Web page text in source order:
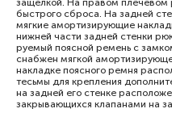
защелкой. На правом
быстрого сброса. На задней
мягкие амортизирующие
нижней части задней стенки
руемый поясной ремень с
снабжен мягкой
накладке поясного ремня
тесьмы для крепления
на задней его стенке
закрывающихся клапанами на